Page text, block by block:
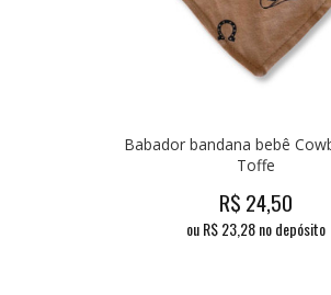
Babador bandana bebê
Toffe
R$ 24,50
ou R$23,28 no depósito